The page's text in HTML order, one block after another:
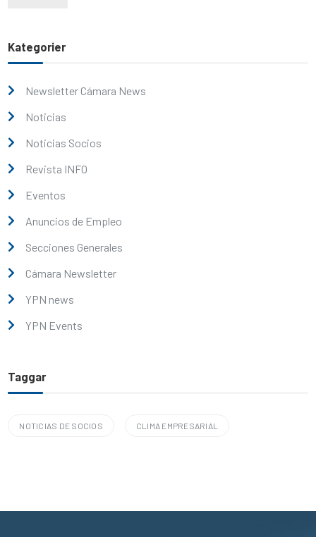
Kategorier
Newsletter Cámara News
Noticias
Noticias Socios
Revista INFO
Eventos
Anuncios de Empleo
Secciones Generales
Cámara Newsletter
YPN news
YPN Events
Taggar
NOTICIAS DE SOCIOS CLIMA EMPRESARIAL